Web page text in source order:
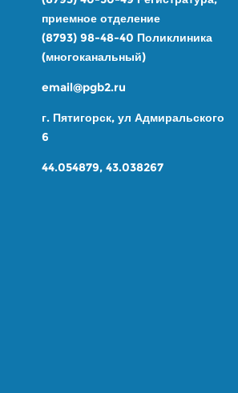
приемное отделение
(8793) 98-48-40 Поликлиника
(многоканальный)
email@pgb2.ru
г. Пятигорск, ул Адмиральского
6
44.054879, 43.038267